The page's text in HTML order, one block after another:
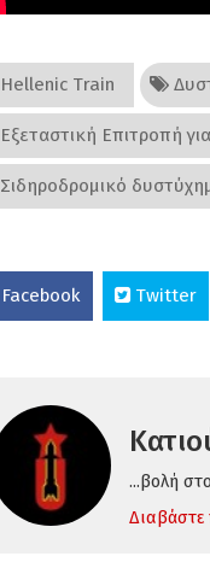
Hellenic Train
Εξεταστική Επιτροπή
Σιδηροδρομικό
Facebook Twitter
...βολή
Διαβάστε